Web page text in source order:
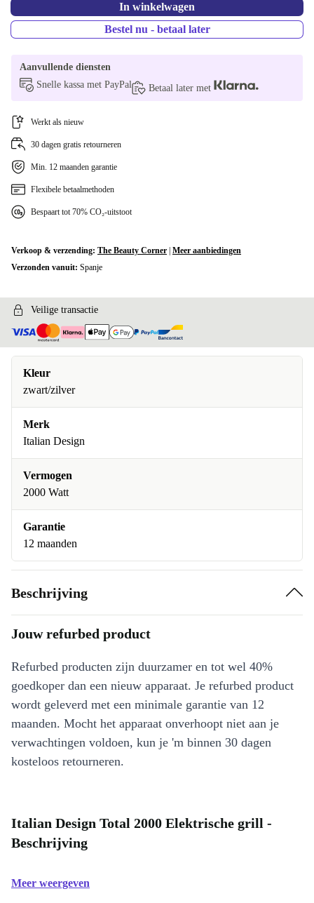
In winkelwagen
Bestel nu - betaal later
Aanvullende diensten
Snelle kassa met PayPal
Betaal later met
Werkt als nieuw
30 dagen gratis retourneren
Min. 12 maanden garantie
Flexibele betaalmethoden
Bespaart tot 70% CO₂-uitstoot
Verkoop & verzending: The Beauty Corner Meer aanbiedingen
Verzonden vanuit: Spanje
Veilige transactie
Kleur
zwart/zilver
Merk
Italian Design
Vermogen
2000 Watt
Garantie
12 maanden
Beschrijving
Jouw refurbed product
Refurbed producten zijn duurzamer en tot wel 40%
goedkoper dan een nieuw apparaat. Je refurbed product
wordt geleverd met een minimale garantie van 12
maanden. Mocht het apparaat onverhoopt niet aan je
verwachtingen voldoen, kun je 'm binnen 30 dagen
kosteloos retourneren.
Italian Design Total 2000 Elektrische grill -
Beschrijving
Meer weergeven